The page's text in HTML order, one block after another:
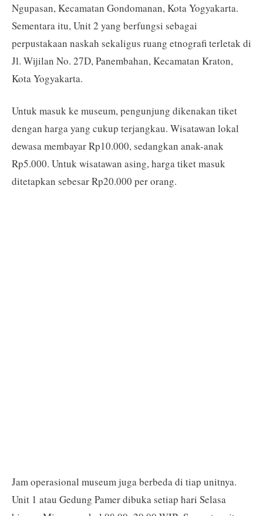
Ngupasan, Kecamatan Gondomanan, Kota Yogyakarta.
Sementara itu, Unit 2 yang berfungsi sebagai
perpustakaan naskah sekaligus ruang etnografi terletak di
Jl. Wijilan No. 27D, Panembahan, Kecamatan Kraton,
Kota Yogyakarta.
Untuk masuk ke museum, pengunjung dikenakan tiket
dengan harga yang cukup terjangkau. Wisatawan lokal
dewasa membayar Rp10.000, sedangkan anak-anak
Rp5.000. Untuk wisatawan asing, harga tiket masuk
ditetapkan sebesar Rp20.000 per orang.
Jam operasional museum juga berbeda di tiap unitnya.
Unit 1 atau Gedung Pamer dibuka setiap hari Selasa